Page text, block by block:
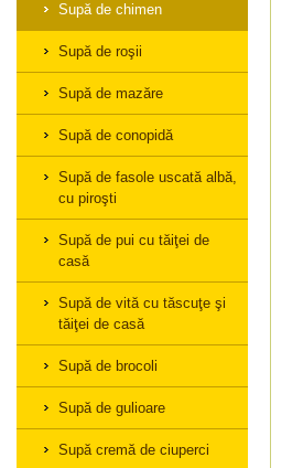
Supă de chimen
Supă de roşii
Supă de mazăre
Supă de conopidă
Supă de fasole uscată albă,
cu piroşti
Supă de pui cu tăiţei de
casă
Supă de vită cu tăscuţe şi
tăiţei de casă
Supă de brocoli
Supă de gulioare
Supă cremă de ciuperci